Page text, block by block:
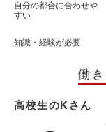
自分の都合に合わせや
すい
知識・経験が必要
働
高校生のKさん